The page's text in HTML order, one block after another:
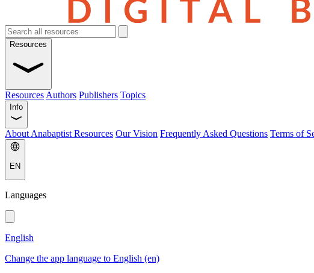
Resources
Resources Authors Publishers Topics
Info
About Anabaptist Resources Our Vision Frequently Asked Questions Terms of
EN
Languages
English
Change the app language to English (en)